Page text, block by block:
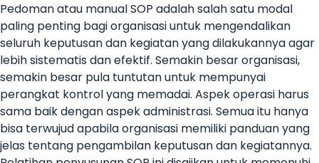
Pedoman atau manual SOP adalah salah satu modal
paling penting bagi organisasi untuk mengendalikan
seluruh keputusan dan kegiatan yang dilakukannya agar
lebih sistematis dan efektif. Semakin besar organisasi,
semakin besar pula tuntutan untuk mempunyai
perangkat kontrol yang memadai. Aspek operasi harus
sama baik dengan aspek administrasi. Semua itu hanya
bisa terwujud apabila organisasi memiliki panduan yang
jelas tentang pengambilan keputusan dan kegiatannya.